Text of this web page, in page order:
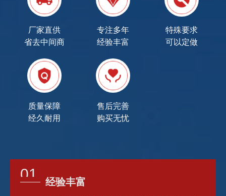
厂家直供
省去中间商
专注多年
经验丰富
特殊要求
可以定做
质量保障
经久耐用
售后完善
购买无忧
01 经验丰富